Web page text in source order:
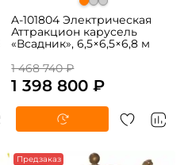
A-101804 Электрическая
Аттракцион карусель
«Всадник», 6,5×6,5×6,8 м
1 468 740 ₽
1 398 800 ₽
Предзаказ